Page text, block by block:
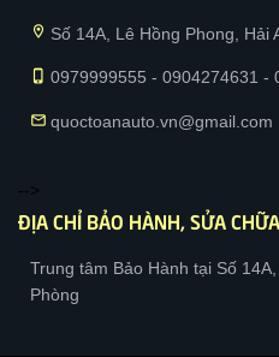
location_on Số 14A, Lê Hồng Phong, Hải
phone_iphone 0979999555 - 0904274631 -
mail quoctoanauto.vn@gmail.com
-->
ĐỊA CHỈ BẢO HÀNH, SỬA CHỮA
Trung tâm Bảo Hành tại Số
Phòng